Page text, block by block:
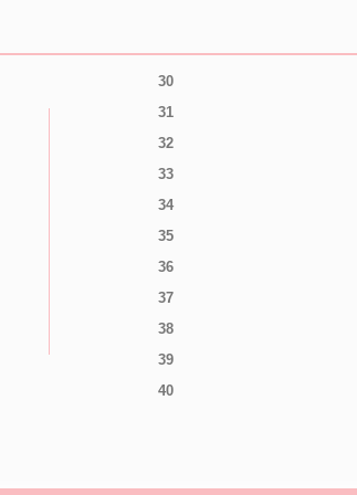
30
31
32
33
34
35
36
37
38
39
40